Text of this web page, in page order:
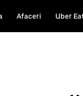
Afaceri Uber